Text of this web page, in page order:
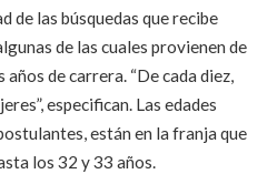
de las búsquedas que recibe
de las cuales provienen de
de carrera. “De cada diez,
especifican. Las edades
están en la franja que
los 32 y 33 años.